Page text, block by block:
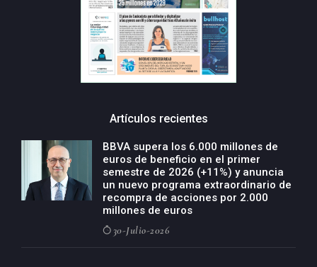
Artículos recientes
BBVA supera los 6.000 millones de
euros de beneficio en el primer
semestre de 2026 (+11%) y anuncia
un nuevo programa extraordinario de
recompra de acciones por 2.000
millones de euros
30-Julio-2026